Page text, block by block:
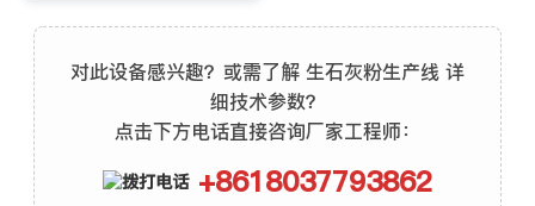
对此设备感兴趣？或需了解 生石灰粉生产线 详
细技术参数？
点击下方电话直接咨询厂家工程师：
+8618037793862